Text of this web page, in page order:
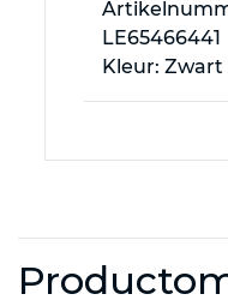
LE65466441
Kleur: Zwart